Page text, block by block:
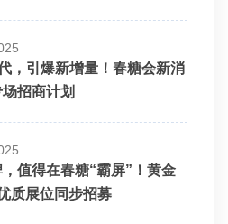
，引爆新增量！春糖会新消
招商计划
值得在春糖“霸屏”！黄金
质展位同步招募